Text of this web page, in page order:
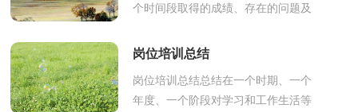
个时间段取得的成绩、存在的问题及
的总结的书面材料，它能够给人努力
岗位培训总结
岗位培训总结总结在一个时期、一个
年度、一个阶段对学习和工作生活等